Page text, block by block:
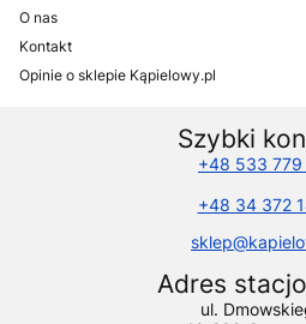
O nas
Kontakt
Opinie o sklepie Kąpielowy.pl
Szybki
+48 533
+48 34 372
Adres
ul.